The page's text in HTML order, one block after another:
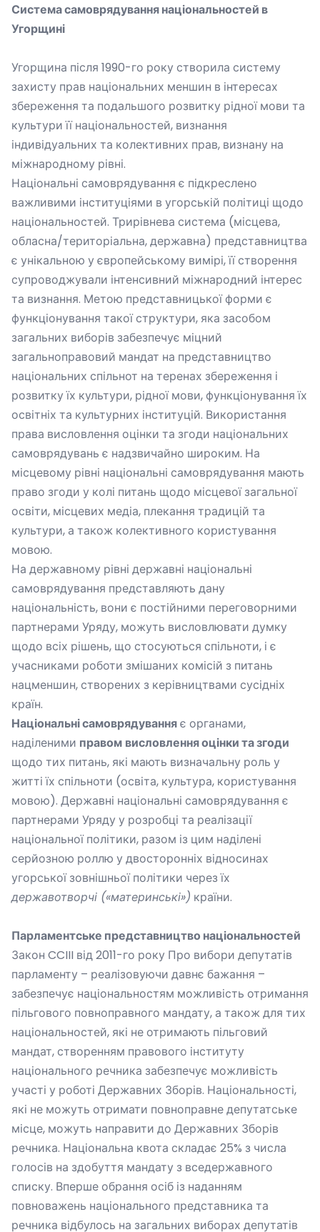
Система самоврядування національностей в
Угорщині
Угорщина після 1990-го року створила систему
захисту прав національних меншин в інтересах
збереження та подальшого розвитку рідної мови та
культури її національностей, визнання
індивідуальних та колективних прав, визнану на
міжнародному рівні.
Національні самоврядування є підкреслено
важливими інституціями в угорській політиці щодо
національностей. Трирівнева система (місцева,
обласна/територіальна, державна) представництва
є унікальною у європейському вимірі, її створення
супроводжували інтенсивний міжнародний інтерес
та визнання. Метою представницької форми є
функціонування такої структури, яка засобом
загальних виборів забезпечує міцний
загальноправовий мандат на представництво
національних спільнот на теренах збереження і
розвитку їх культури, рідної мови, функціонування їх
освітніх та культурних інституцій. Використання
права висловлення оцінки та згоди національних
самоврядувань є надзвичайно широким. На
місцевому рівні національні самоврядування мають
право згоди у колі питань щодо місцевої загальної
освіти, місцевих медіа, плекання традицій та
культури, а також колективного користування
мовою.
На державному рівні державні національні
самоврядування представляють дану
національність, вони є постійними переговорними
партнерами Уряду, можуть висловлювати думку
щодо всіх рішень, що стосуються спільноти, і є
учасниками роботи змішаних комісій з питань
нацменшин, створених з керівництвами сусідніх
країн.
Національні самоврядуванняє органами,
наділеними правом висловлення оцінки та згоди
щодо тих питань, які мають визначальну роль у
житті їх спільноти (освіта, культура, користування
мовою). Державні національні самоврядування є
партнерами Уряду у розробці та реалізації
національної політики, разом із цим наділені
серйозною роллю у двосторонніх відносинах
угорської зовнішньої політики через їх
державотворчі («материнські») країни.
Парламентське представництво національностей
Закон CCIII від 2011-го року Про вибори депутатів
парламенту – реалізовуючи давнє бажання –
забезпечує національностям можливість отримання
пільгового повноправного мандату, а також для тих
національностей, які не отримають пільговий
мандат, створенням правового інституту
національного речника забезпечує можливість
участі у роботі Державних Зборів. Національності,
які не можуть отримати повноправне депутатське
місце, можуть направити до Державних Зборів
речника. Національна квота складає 25% з числа
голосів на здобуття мандату з вседержавного
списку. Вперше обрання осіб із наданням
повноважень національного представника та
речника відбулось на загальних виборах депутатів